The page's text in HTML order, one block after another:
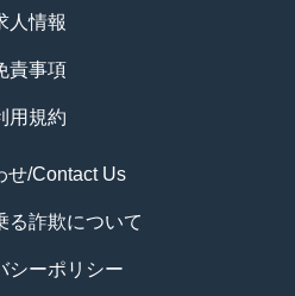
人情報
責事項
用規約
せ/Contact Us
る詐欺について
シーポリシー